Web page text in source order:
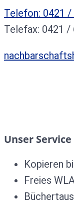
Telefon: 0421 /
Telefax: 0421 /
Unser
Kopieren
Freies